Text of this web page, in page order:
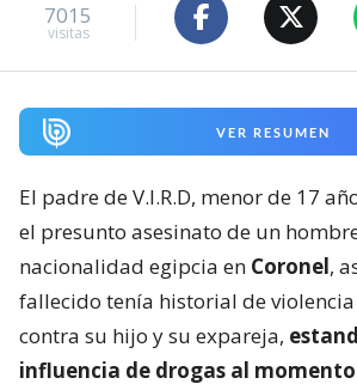
7015
visitas
VER RESUMEN
El padre de V.I.R.D, menor de 17
el presunto asesinato de un
nacionalidad egipcia en Coronel,
fallecido tenía historial de
contra su hijo y su expareja,
influencia de drogas al momento